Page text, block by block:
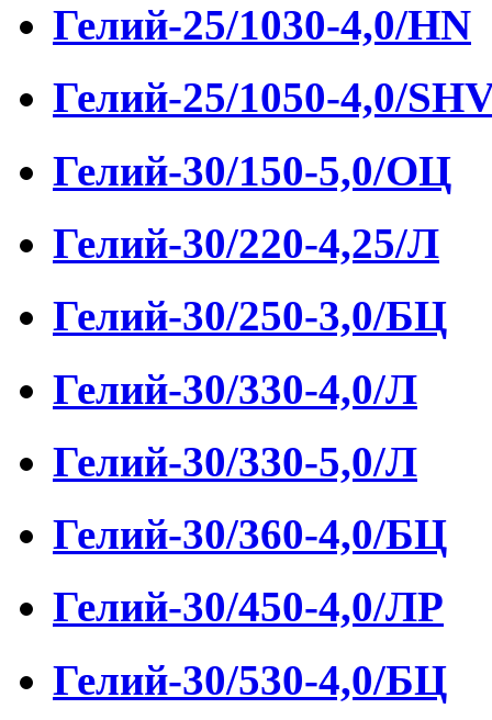
Гелий-25/1030-4,0/HN
Гелий-25/1050-4,0/
Гелий-30/150-5,0/ОЦ
Гелий-30/220-4,25/Л
Гелий-30/250-3,0/БЦ
Гелий-30/330-4,0/Л
Гелий-30/330-5,0/Л
Гелий-30/360-4,0/БЦ
Гелий-30/450-4,0/ЛР
Гелий-30/530-4,0/БЦ